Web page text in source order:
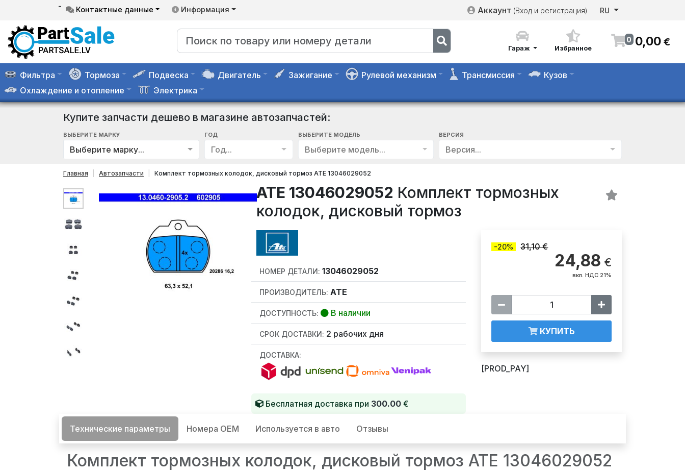
- Контактные данные Информация Аккаунт (Вход и регистрация) RU
Гараж Избранное
0 0,00 €
Фильтра Тормоза Подвеска Двигатель Зажигание Рулевой механизм Трансмиссия
Кузов
Охлаждение и отопление
Электрика
Купите запчасти дешево в магазине автозапчастей:
ВЫБЕРИТЕ МАРКУ
Выберите марку...
ГОД
Год...
ВЫБЕРИТЕ МОДЕЛЬ
Выберите модель...
ВЕРСИЯ
Версия...
Главная Автозапчасти Комплект тормозных колодок, дисковый тормоз ATE 13046029052
ATE 13046029052 Комплект тормозных
колодок, дисковый тормоз
НОМЕР ДЕТАЛИ: 13046029052
ПРОИЗВОДИТЕЛЬ: ATE
ДОСТУПНОСТЬ: В наличии
СРОК ДОСТАВКИ: 2 рабочих дня
ДОСТАВКА:
Бесплатная доставка при 300.00€
-20% 31,10 €
24,88 €
вкл. НДС 21%
КУПИТЬ
[PROD_PAY]
Технические параметры Номера OEM Используется в авто Отзывы
Комплект тормозных колодок, дисковый тормоз ATE 13046029052